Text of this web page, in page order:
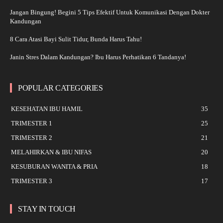
Jangan Bingung! Begini 5 Tips Efektif Untuk Komunikasi Dengan Dokter
Kandungan
8 Cara Atasi Bayi Sulit Tidur, Bunda Harus Tahu!
Janin Stres Dalam Kandungan? Ibu Harus Perhatikan 6 Tandanya!
POPULAR CATEGORIES
KESEHATAN IBU HAMIL
35
TRIMESTER 1
25
TRIMESTER 2
21
MELAHIRKAN & IBU NIFAS
20
KESUBURAN WANITA & PRIA
18
TRIMESTER 3
17
STAY IN TOUCH